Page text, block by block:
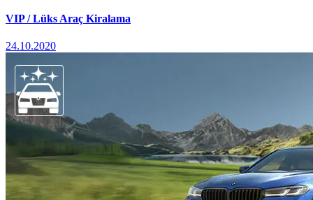
VIP / Lüks Araç Kiralama
24.10.2020